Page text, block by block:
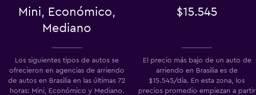
Ver precios
Mini, Económico,
Mediano
$15.545
Los siguientes tipos de autos se
ofrecieron en agencias de arriendo
de autos en Brasilia en las últimas 72
horas: Mini, Económico y Mediano.
El precio más bajo de un auto de
arriendo en Brasilia es de
$15.545/día. En esta zona, los
precios promedio empiezan a partir